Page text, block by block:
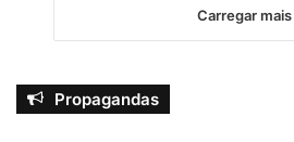
Carregar mais
Propagandas